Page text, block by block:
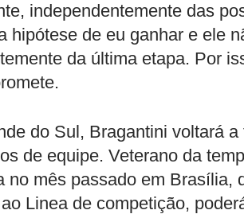
independentemente das
hipótese de eu ganhar e ele
da última etapa. Por
do Sul, Bragantini voltará
de equipe. Veterano da
no mês passado em Brasília,
Linea de competição,